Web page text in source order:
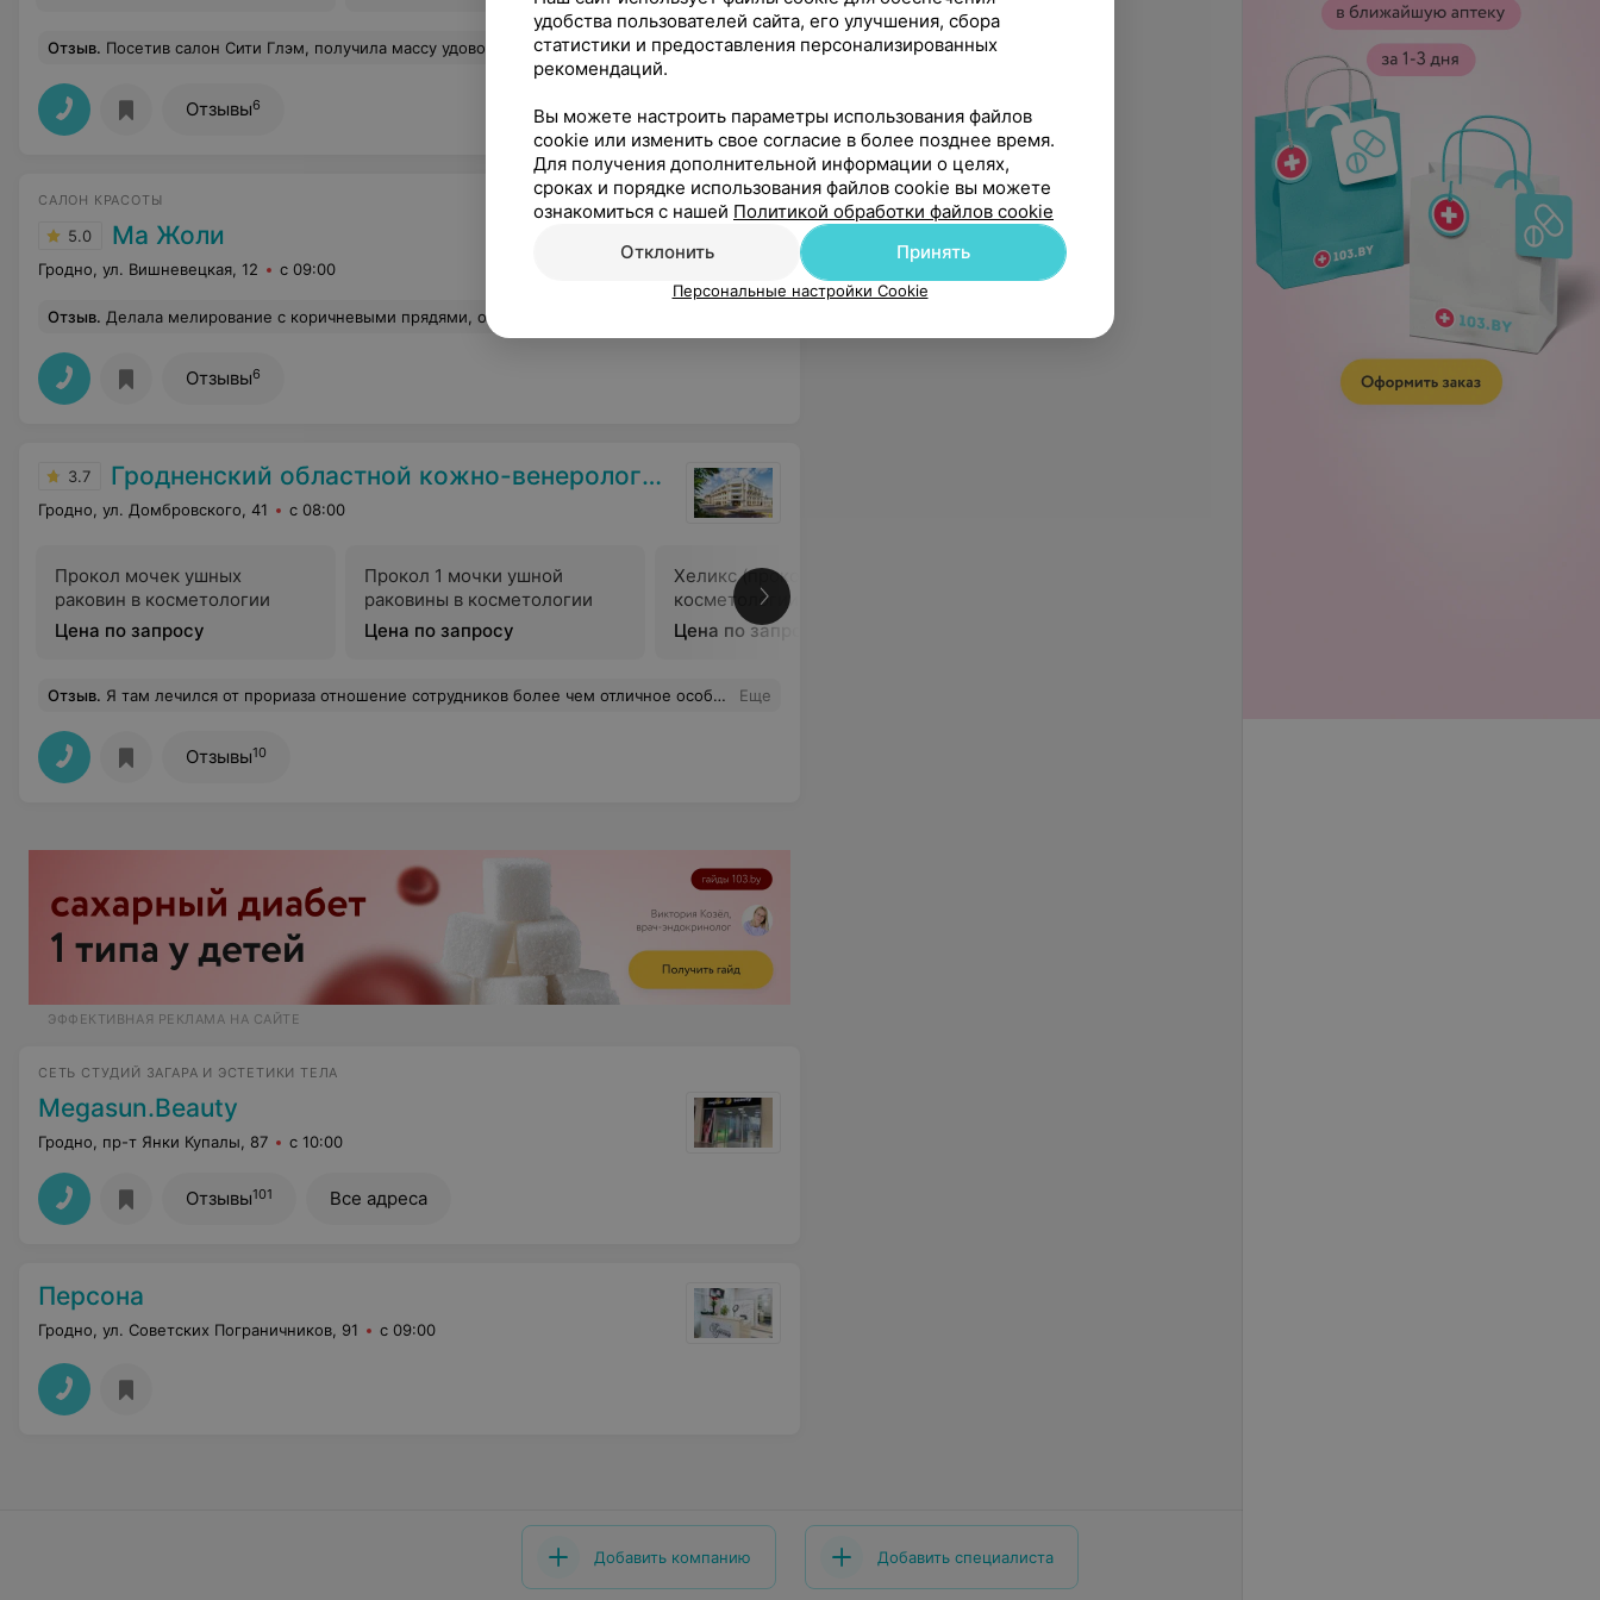
Отзыв. Посетив салон Сити Глэм, получила массу удовольствия и заряд позитива! Персонал внимательный и дружелюбный. Профессиональная работа Натальи заслуживать наивысшей оценки! Спасибо! (услуга ламинирование ресниц) Еще
Отзывы6
САЛОН КРАСОТЫ
5.0 Ма Жоли
Гродно, ул. Вишневецкая, 12 с 09:00
Отзыв. Делала мелирование с коричневыми прядями, очень довольна, спасибо мастеру Наталье.
Отзывы6
3.7 Гродненский областной кожно-венерологический диспансер
Гродно, ул. Домбровского, 41 с 08:00
Прокол мочек ушных
раковин в косметологии
Цена по запросу
Прокол 1 мочки ушной
раковины в косметологии
Цена по запросу
Хеликс (прокол хряща уха) в
косметологии
Цена по запросу
Отзыв. Я там лечился от прориаза отношение сотрудников более чем отличное особое спосибо наталье николаевне рудой Еще
Отзывы10
ЭФФЕКТИВНАЯ РЕКЛАМА НА САЙТЕ
СЕТЬ СТУДИЙ ЗАГАРА И ЭСТЕТИКИ ТЕЛА
Megasun.Beauty
Гродно, пр-т Янки Купалы, 87 с 10:00
Отзывы101 Все адреса
Персона
Гродно, ул. Советских Пограничников, 91 с 09:00
Добавить компанию Добавить специалиста
удобства пользователей сайта, его улучшения, сбора
статистики и предоставления персонализированных
рекомендаций.
Вы можете настроить параметры использования файлов
cookie или изменить свое согласие в более позднее время.
Для получения дополнительной информации о целях,
сроках и порядке использования файлов cookie вы можете
ознакомиться с нашей Политикой обработки файлов cookie
Отклонить
Принять
Персональные настройки Cookie